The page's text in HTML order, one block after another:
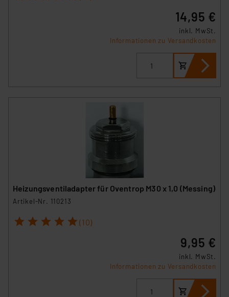
14,95 €
inkl. MwSt.
Informationen zu Versandkosten
Heizungsventiladapter für Oventrop M30 x 1,0 (Messing)
Artikel-Nr. 110213
1 2 3 4 5 (10)
9,95 €
inkl. MwSt.
Informationen zu Versandkosten